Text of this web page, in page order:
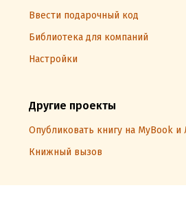
Ввести подарочный код
Библиотека для компаний
Настройки
Другие проекты
Опубликовать книгу на MyBook и
Книжный вызов